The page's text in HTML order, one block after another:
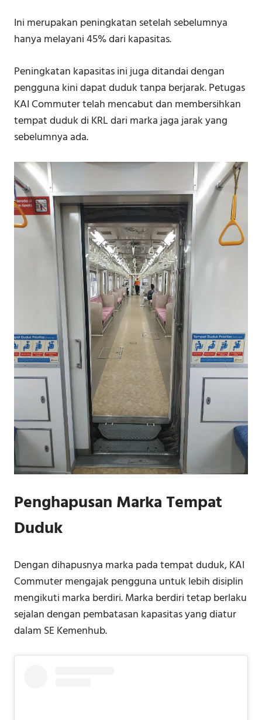
Ini merupakan peningkatan setelah sebelumnya
hanya melayani 45% dari kapasitas.
Peningkatan kapasitas ini juga ditandai dengan
pengguna kini dapat duduk tanpa berjarak. Petugas
KAI Commuter telah mencabut dan membersihkan
tempat duduk di KRL dari marka jaga jarak yang
sebelumnya ada.
Penghapusan Marka Tempat
Duduk
Dengan dihapusnya marka pada tempat duduk, KAI
Commuter mengajak pengguna untuk lebih disiplin
mengikuti marka berdiri. Marka berdiri tetap berlaku
sejalan dengan pembatasan kapasitas yang diatur
dalam SE Kemenhub.